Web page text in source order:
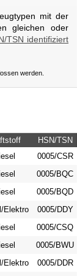
mit der
gleichen oder
TSN identifiziert
werden.
HSN/TSN
0005/CSR
0005/BQC
0005/BQD
Elektro
0005/DDY
0005/CSQ
0005/BWU
Elektro
0005/DDR